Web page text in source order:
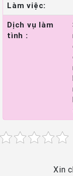
Làm việc:
Dịch vụ làm
tình :
Xin